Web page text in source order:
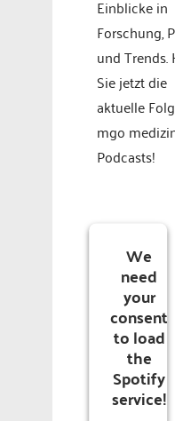
Einblicke in
Forschung,
und Trends.
Sie jetzt die
aktuelle
mgo
Podcasts!
We
need
your
consent
to load
the
Spotify
service!